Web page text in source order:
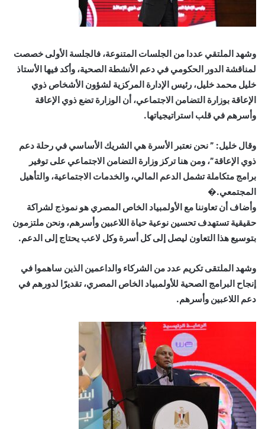
وشهد الملتقي عددا من الجلسات المتنوعة، فالجلسة الأولى خصصت
لمناقشة الدور الحكومي في دعم الأنشطة الصحية، وأكد فيها الأستاذ
خليل محمد خليل، رئيس الإدارة المركزية لشؤون الأشخاص ذوي
الإعاقة بوزارة التضامن الاجتماعي، أن الوزارة تضع ذوي الإعاقة
وأسرهم في قلب استراتيجياتها.
وقال خليل: ” نحن نعتبر الأسرة هي الشريك الأساسي في رحلة دعم
ذوي الإعاقة”، ومن هنا تركز وزارة التضامن الاجتماعي على توفير
برامج متكاملة تشمل الدعم المالي، والخدمات الاجتماعية، والتأهيل
المجتمعي.�
وأضاف أن تعاوننا مع الأولمبياد الخاص المصري هو نموذج لشراكة
حقيقية تستهدف تحسين نوعية حياة اللاعبين وأسرهم، ونحن ملتزمون
بتوسيع هذا التعاون ليصل إلى كل أسرة وكل لاعب يحتاج إلى الدعم.
وشهد الملتقى تكريم عدد من الشركاء والداعمين الذين ساهموا في
إنجاح البرامج الصحية للأولمبياد الخاص المصري، تقديرًا لدورهم في
دعم اللاعبين وأسرهم.